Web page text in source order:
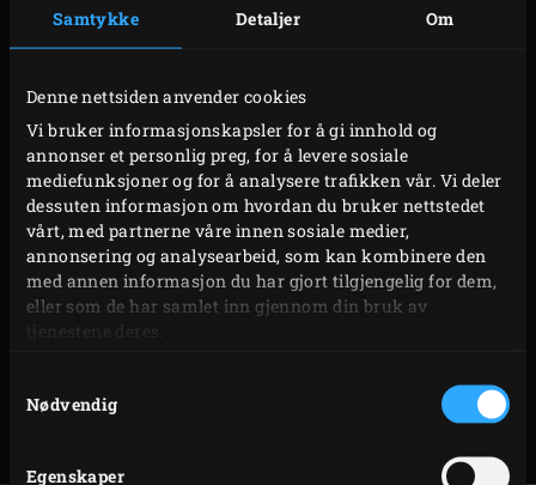
Samtykke Detaljer Om
Denne nettsiden anvender cookies
Vi bruker informasjonskapsler for å gi innhold og
annonser et personlig preg, for å levere sosiale
mediefunksjoner og for å analysere trafikken vår. Vi deler
dessuten informasjon om hvordan du bruker nettstedet
vårt, med partnerne våre innen sosiale medier,
annonsering og analysearbeid, som kan kombinere den
med annen informasjon du har gjort tilgjengelig for dem,
eller som de har samlet inn gjennom din bruk av
Nødvendig
Egenskaper
Vi går gjennom ilden for EGGmitt. Disse ekstra lange
grillhanskene beskytter venstre- eller høyrehånden din
også blir brukt i luftfarten. Silikonmønsteret sørger for et
stødig grep.
Med EGGmitt tåler du en støyt, for disse termiske,
isolerende hanskene er lange nok til å beskytte
håndleddet og underarmen din også mot varmen fra Big
for one size fits all!